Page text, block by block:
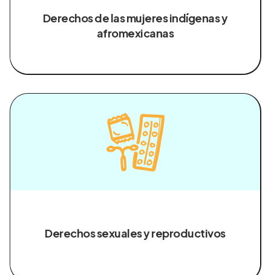
Derechos de las mujeres indígenas y
afromexicanas
Derechos sexuales y reproductivos